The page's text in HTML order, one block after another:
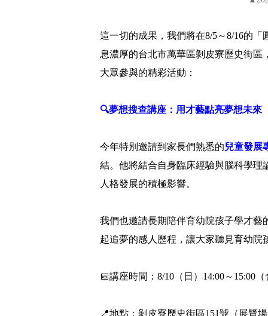
這一切的成果，我們將在8/5～8/16的
息濃厚的台北市萬華區剝皮寮歷史街
大眾參與的精彩活動：
🔍夢想搜查講座：用才藝點亮夢想未來
今年特別邀請到家長們熟悉的兒童發展
結。他將結合自身臨床經驗與腦科學
人格發展的積極影響。
我們也邀請長期陪伴育幼院孩子學才藝
起追夢的感人歷程，讓大家聽見育幼
📅講座時間：8/10（日）14:00～15:00
📍地點：剝皮寮歷史街區151號（展覽